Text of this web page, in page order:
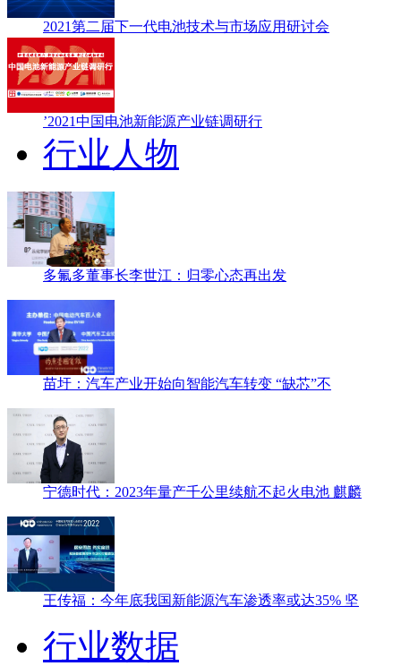
2021第二届下一代电池技术与市场应用研讨会
’2021中国电池新能源产业链调研行
行业人物
多氟多董事长李世江：归零心态再出发
苗圩：汽车产业开始向智能汽车转变 “缺芯”不
宁德时代：2023年量产千公里续航不起火电池 麒麟
王传福：今年底我国新能源汽车渗透率或达35% 坚
行业数据